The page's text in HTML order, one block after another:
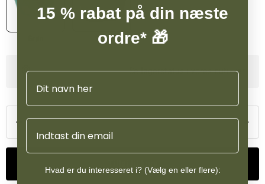
Sort
Se lagerstatus i vores butikker
15 % rabat på din næste
ordre* 🎁
Navn
Email
Hvad er du interesseret i? (Vælg en eller flere):